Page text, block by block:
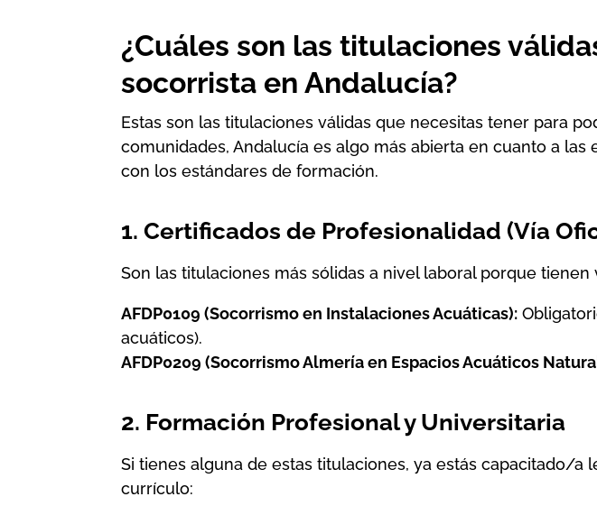
¿Cuáles son las titulaciones
socorrista en Andalucía?
Estas son las titulaciones válidas que necesitas tener para
comunidades, Andalucía es algo más abierta en cuanto a
con los estándares de formación.
1. Certificados de Profesionalidad (Vía
Son las titulaciones más sólidas a nivel laboral porque
AFDP0109 (Socorrismo en Instalaciones Acuáticas):
acuáticos).
AFDP0209 (Socorrismo Almeríaen Espacios Acuáticos
2. Formación Profesional y Universitaria
Si tienes alguna de estas titulaciones, ya estás capacitado/
currículo: